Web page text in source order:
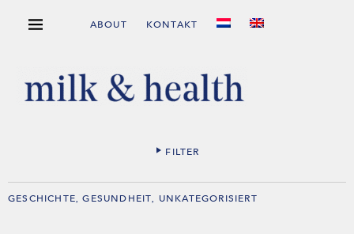
ABOUT KONTAKT
FILTER
GESCHICHTE ,GESUNDHEIT UNKATEGORISIERT